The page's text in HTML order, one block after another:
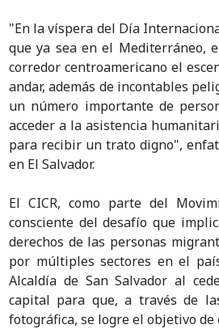
"En la víspera del Día
que ya sea en el Mediterráneo,
corredor centroamericano el
andar, además de incontables
un número importante de
acceder a la asistencia
para recibir un trato digno",
en El Salvador.
El CICR, como parte del
consciente del desafío que
derechos de las personas
por múltiples sectores en el
Alcaldía de San Salvador al
capital para que, a través de
fotográfica, se logre el objetivo